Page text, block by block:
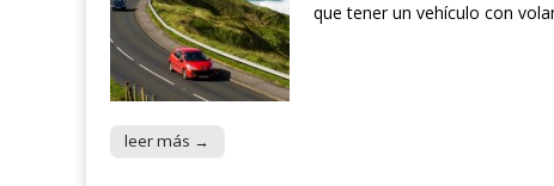
que tener un vehículo con
leer más →